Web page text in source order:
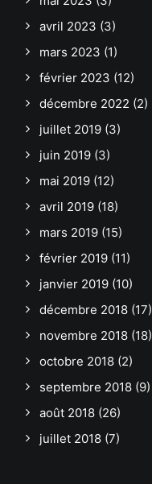
avril 2023 (3)
mars 2023 (1)
février 2023 (12)
décembre 2022 (2)
juillet 2019 (3)
juin 2019 (3)
mai 2019 (12)
avril 2019 (18)
mars 2019 (15)
février 2019 (11)
janvier 2019 (10)
décembre 2018 (17)
novembre 2018 (18)
octobre 2018 (2)
septembre 2018 (9)
août 2018 (26)
juillet 2018 (7)